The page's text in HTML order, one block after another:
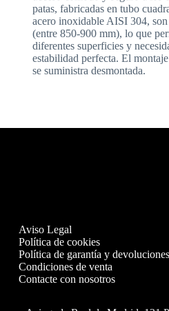
patas, fabricadas en tubo
acero inoxidable AISI 304,
(entre 850-900 mm), lo que
diferentes superficies y
estabilidad perfecta. El
se suministra desmontada.
Aviso Legal
Política de cookies
Política de garantía y devoluciones
Condiciones de venta
Contacte con nosotros